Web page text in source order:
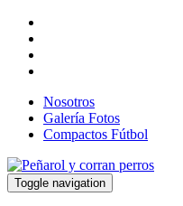
Nosotros
Galería Fotos
Compactos Fútbol
Toggle navigation